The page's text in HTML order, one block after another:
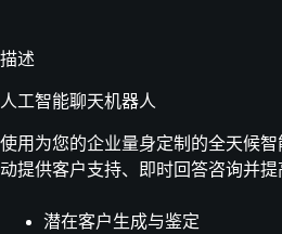
描述
人工智能聊天机器人
使用为您的企业量身定制的全天候
动提供客户支持、即时回答咨询并提
潜在客户生成与鉴定